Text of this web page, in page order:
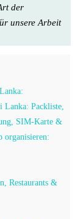
der
unsere Arbeit
Lanka: Packliste,
SIM-Karte &
organisieren:
Restaurants &